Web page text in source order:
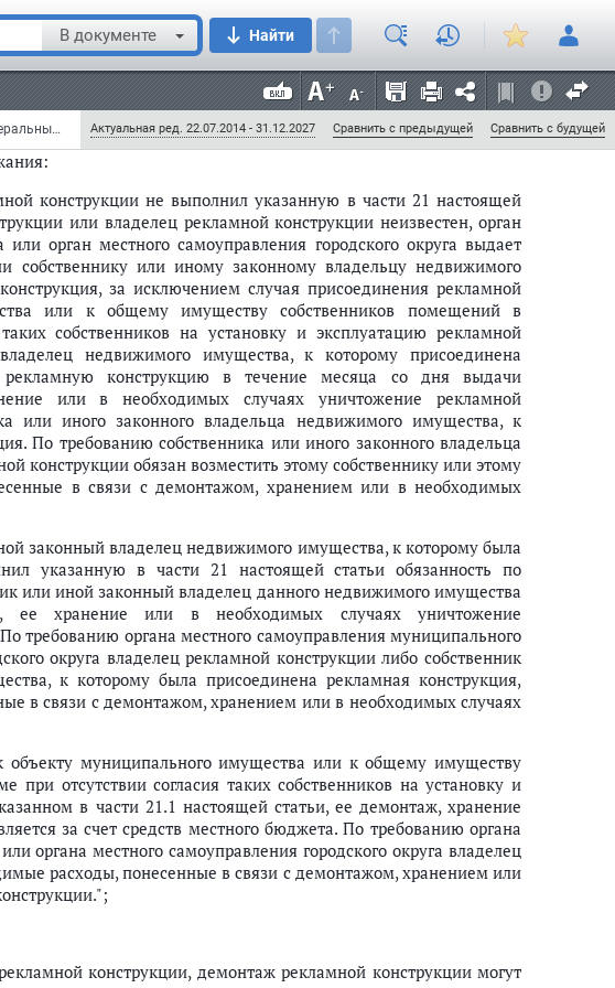
В документе Найти
Федеральный закон от 7 мая 2013 г. № 98-ФЗ "О внесении изменений в Федеральный закон "О рекламе" и отдельные законодательные акты Российской Федерации" (с изменениями и дополнениями) Актуальная ред. 22.07.2014 - 31.12.2027 Сравнить с предыдущей Сравнить с будущей
демонтаж рекламной конструкции в течение месяца со
муниципального района или органа местного
конструкции, установленной и (или) эксплуатируемой без
также удалить информацию, размещенную на такой рекламной
предписания.";
конструкции не выполнил указанную в части 21 настоящей
или владелец рекламной конструкции неизвестен, орган
орган местного самоуправления городского округа выдает
собственнику или иному законному владельцу недвижимого
за исключением случая присоединения рекламной
или к общему имуществу собственников помещений в
собственников на установку и эксплуатацию рекламной
недвижимого имущества, к которому присоединена
рекламную конструкцию в течение месяца со дня выдачи
или в необходимых случаях уничтожение рекламной
или иного законного владельца недвижимого имущества, к
По требованию собственника или иного законного владельца
конструкции обязан возместить этому собственнику или этому
в связи с демонтажом, хранением или в необходимых
законный владелец недвижимого имущества, к которому была
указанную в части 21 настоящей статьи обязанность по
или иной законный владелец данного недвижимого имущества
ее хранение или в необходимых случаях уничтожение
требованию органа местного самоуправления муниципального
округа владелец рекламной конструкции либо собственник
к которому была присоединена рекламная конструкция,
в связи с демонтажом, хранением или в необходимых случаях
объекту муниципального имущества или к общему имуществу
отсутствии согласия таких собственников на установку и
в части 21.1 настоящей статьи, ее демонтаж, хранение
за счет средств местного бюджета. По требованию органа
органа местного самоуправления городского округа владелец
расходы, понесенные в связи с демонтажом, хранением или
конструкции, демонтаж рекламной конструкции могут